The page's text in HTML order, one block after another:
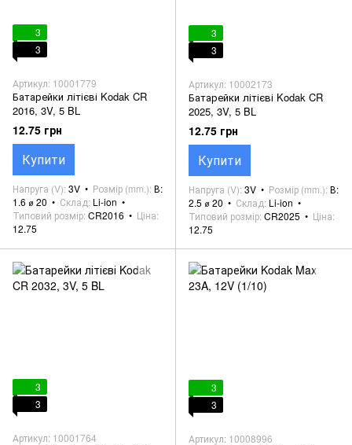
3
3
Артикул: 10001779
Батарейки літієві Kodak CR
2016, 3V, 5 BL
12.75 грн
Купити
Напруга (V) 3V Розмір (mm.) В:
1.6 ⌀ 20
Склад Li-ion
Типовий розмір CR2016
Ціна
12.75
3
3
Артикул: 10002173
Батарейки літієві Kodak CR
2025, 3V, 5 BL
12.75 грн
Купити
Напруга (V) 3V Розмір (mm.) В:
2.5 ⌀ 20
Склад Li-ion
Типовий розмір CR2025
Ціна
12.75
3
3
Артикул: 10001764
3
3
Артикул: 10008996